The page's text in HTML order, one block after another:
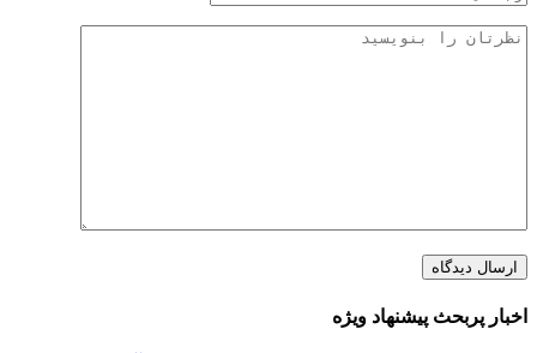
اخبار پربحث پیشنهاد ویژه